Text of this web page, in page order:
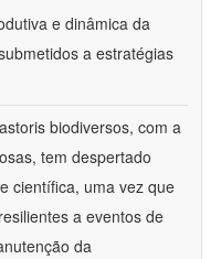
e dinâmica da
a estratégias
biodiversos, com a
tem despertado
científica, uma vez que
a eventos de
da